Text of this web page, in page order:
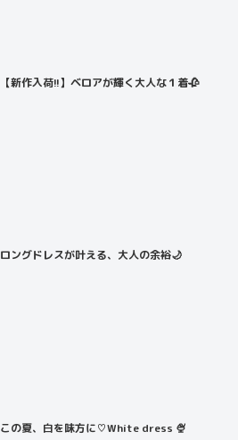
【新作入荷!!】ベロアが輝く大人な１着🥀
ロングドレスが叶える、大人の余裕🌙
この夏、白を味方に♡White dress 🍨